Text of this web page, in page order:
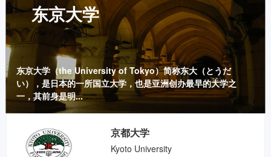
东京大学
东京大学
东京大学（the University of Tokyo）简称东大（とうだ
い），是日本的一所国立大学，也是亚洲创办最早的大学之
一，其前身是明...
京都大学
Kyoto University